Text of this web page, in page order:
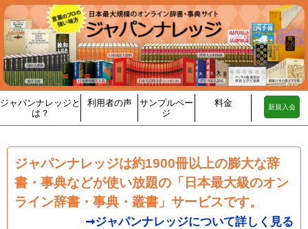
ジャパンナレッジと
は？
利用者の声
サンプルペー
ジ
料金 新規入会
ジャパンナレッジは約1900冊以上の膨大な辞
書・事典などが使い放題の「日本最大級のオン
ライン辞書・事典・叢書」サービスです。
➞ジャパンナレッジについて詳しく見る